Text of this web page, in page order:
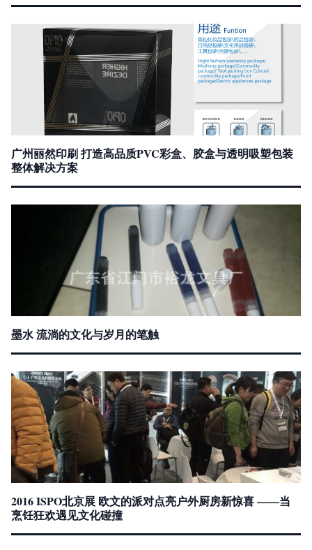
广州丽然印刷 打造高品质PVC彩盒、胶盒与透明吸塑包装
整体解决方案
墨水 流淌的文化与岁月的笔触
2016 ISPO北京展 欧文的派对点亮户外厨房新惊喜 ——当
烹饪狂欢遇见文化碰撞